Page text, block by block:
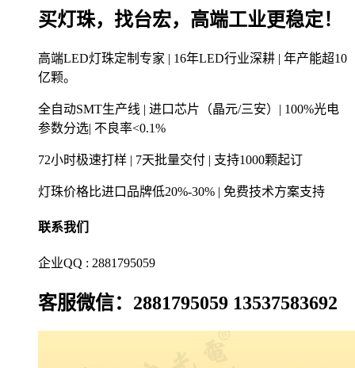
买灯珠，找台宏，高端工业更稳定！
高端LED灯珠定制专家 | 16年LED行业深耕 | 年产能超10
亿颗。
全自动SMT生产线 | 进口芯片（晶元/三安）| 100%光电
参数分选| 不良率<0.1%
72小时极速打样 | 7天批量交付 | 支持1000颗起订
灯珠价格比进口品牌低20%-30% | 免费技术方案支持
联系我们
企业QQ : 2881795059
客服微信：2881795059 13537583692